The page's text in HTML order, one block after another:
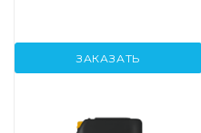
ЗАКАЗАТЬ